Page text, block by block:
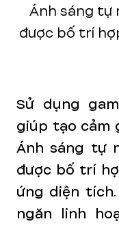
Ánh sáng tự
được bố trí
Sử dụng
giúp tạo cảm
Ánh sáng tự
được bố trí
ứng diện tích.
ngăn linh